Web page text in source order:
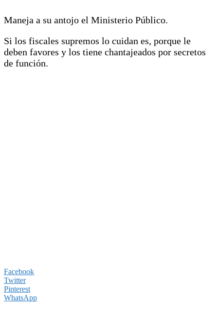
Maneja a su antojo el Ministerio Público.
Si los fiscales supremos lo cuidan es, porque le
deben favores y los tiene chantajeados por secretos
de función.
Facebook
Twitter
Pinterest
WhatsApp